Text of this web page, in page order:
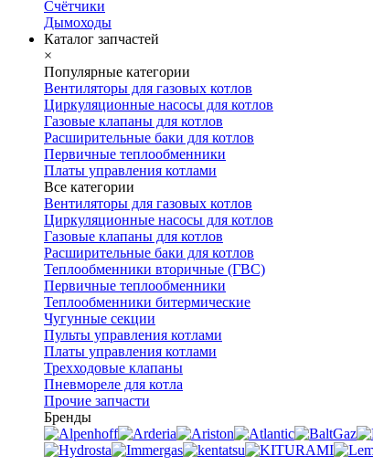
Счётчики
Дымоходы
Каталог запчастей
×
Популярные категории
Вентиляторы для газовых котлов
Циркуляционные насосы для котлов
Газовые клапаны для котлов
Расширительные баки для котлов
Первичные теплообменники
Платы управления котлами
Все категории
Вентиляторы для газовых котлов
Циркуляционные насосы для котлов
Газовые клапаны для котлов
Расширительные баки для котлов
Теплообменники вторичные (ГВС)
Первичные теплообменники
Теплообменники битермические
Чугунные секции
Пульты управления котлами
Платы управления котлами
Трехходовые клапаны
Пневмореле для котла
Прочие запчасти
Бренды